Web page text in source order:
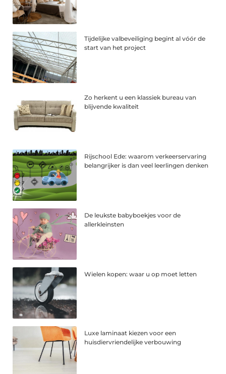
Tijdelijke valbeveiliging begint al vóór de
start van het project
Zo herkent u een klassiek bureau van
blijvende kwaliteit
Rijschool Ede: waarom verkeerservaring
belangrijker is dan veel leerlingen denken
De leukste babyboekjes voor de
allerkleinsten
Wielen kopen: waar u op moet letten
Luxe laminaat kiezen voor een
huisdiervriendelijke verbouwing